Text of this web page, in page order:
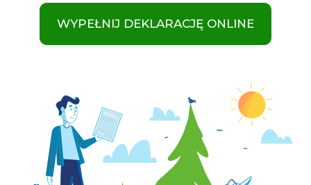
WYPEŁNIJ DEKLARACJĘ ONLINE